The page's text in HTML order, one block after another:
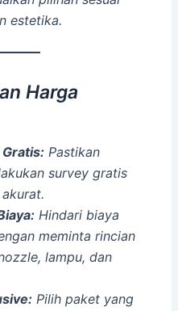
estetika.
Harga
Pastikan
survey gratis
Hindari biaya
meminta rincian
lampu, dan
Pilih paket yang